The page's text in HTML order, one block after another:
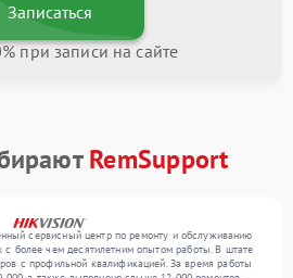
Записаться
при записи на сайте
RemSupport
сервисный центр по ремонту и обслуживанию
более чем десятилетним опытом работы. В штате
с профильной квалификацией. За время работы